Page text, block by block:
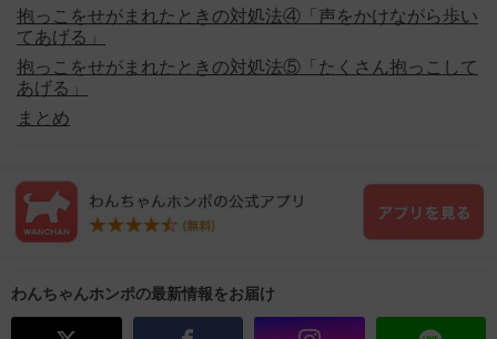
抱っこをせがまれたときの対処法④「声をかけながら歩い
てあげる」
抱っこをせがまれたときの対処法⑤「たくさん抱っこして
あげる」
まとめ
わんちゃんホンポの最新情報をお届け